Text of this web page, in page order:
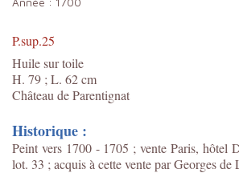
P.sup.25
Huile sur toile
H. 79 ; L. 62 cm
Château de Parentignat
Historique :
Peint vers 1700 - 1705 ; vente Paris, hôtel
lot. 33 ; acquis à cette vente par Georges de